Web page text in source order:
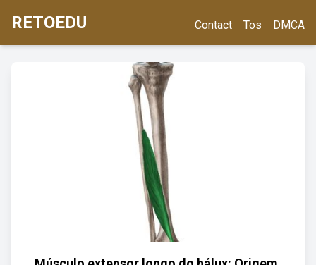
RETOEDU Contact Tos DMCA